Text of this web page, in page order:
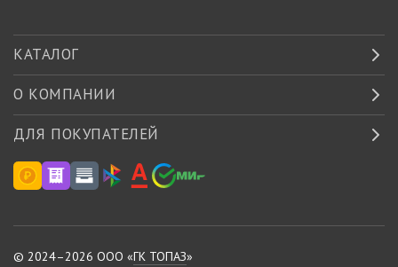
КАТАЛОГ
О КОМПАНИИ
ДЛЯ ПОКУПАТЕЛЕЙ
© 2024–2026 ООО «ГК ТОПАЗ»